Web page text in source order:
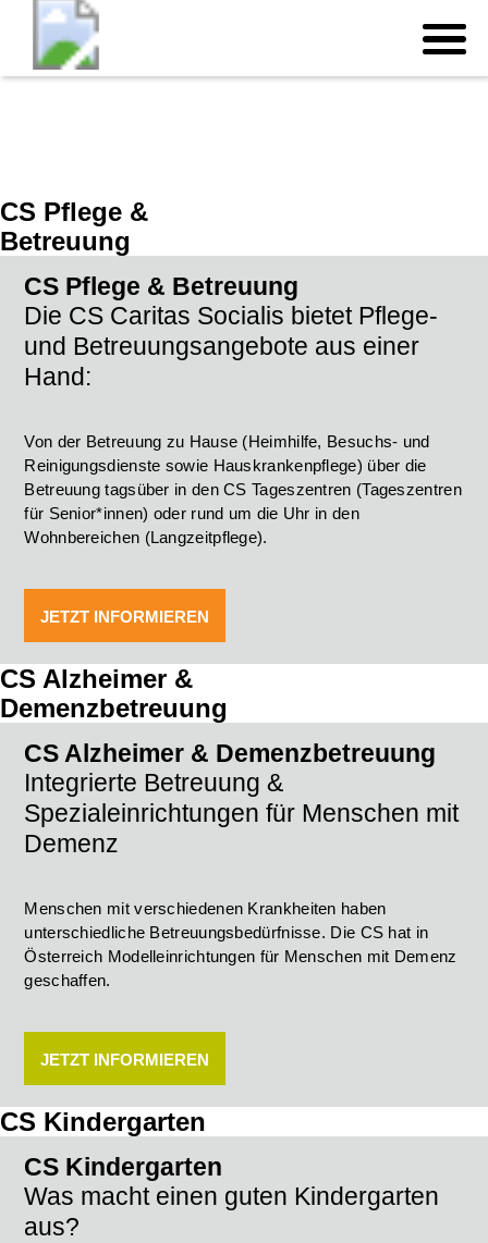
CS Pflege &
Betreuung
CS Pflege & Betreuung
Die CS Caritas Socialis bietet Pflege-
und Betreuungsangebote aus einer
Hand:
Von der Betreuung zu Hause (Heimhilfe, Besuchs- und
Reinigungsdienste sowie Hauskrankenpflege) über die
Betreuung tagsüber in den CS Tageszentren (Tageszentren
für Senior*innen) oder rund um die Uhr in den
Wohnbereichen (Langzeitpflege).
JETZT INFORMIEREN
CS Alzheimer &
Demenzbetreuung
CS Alzheimer & Demenzbetreuung
Integrierte Betreuung &
Spezialeinrichtungen für Menschen mit
Demenz
Menschen mit verschiedenen Krankheiten haben
unterschiedliche Betreuungsbedürfnisse. Die CS hat in
Österreich Modelleinrichtungen für Menschen mit Demenz
geschaffen.
JETZT INFORMIEREN
CS Kindergarten
CS Kindergarten
Was macht einen guten Kindergarten
aus?